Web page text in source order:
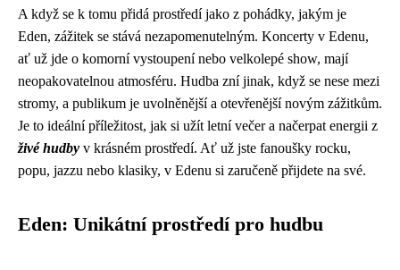
A když se k tomu přidá prostředí jako z pohádky, jakým je
Eden, zážitek se stává nezapomenutelným. Koncerty v Edenu,
ať už jde o komorní vystoupení nebo velkolepé show, mají
neopakovatelnou atmosféru. Hudba zní jinak, když se nese mezi
stromy, a publikum je uvolněnější a otevřenější novým zážitkům.
Je to ideální příležitost, jak si užít letní večer a načerpat energii z
živé hudby v krásném prostředí. Ať už jste fanoušky rocku,
popu, jazzu nebo klasiky, v Edenu si zaručeně přijdete na své.
Eden: Unikátní prostředí pro hudbu